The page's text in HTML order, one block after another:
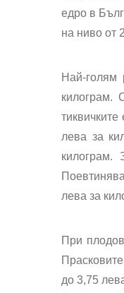
едро в
на ниво от
Най-голям
килограм.
лева за
килограм.
лева за
При
до 3,75